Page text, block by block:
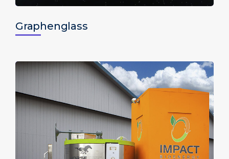
Graphenglass